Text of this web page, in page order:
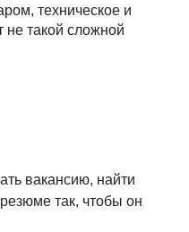
техническое и
такой сложной
вакансию, найти
так, чтобы он